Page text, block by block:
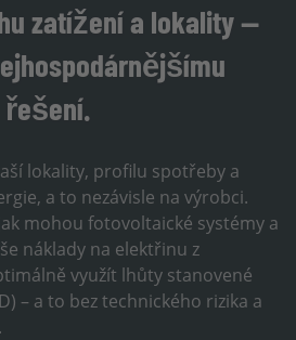
zatížení a lokality —
řešení.
lokality, profilu spotřeby a
a to nezávisle na výrobci.
mohou fotovoltaické systémy a
náklady na elektřinu z
využít lhůty stanovené
– a to bez technického rizika a